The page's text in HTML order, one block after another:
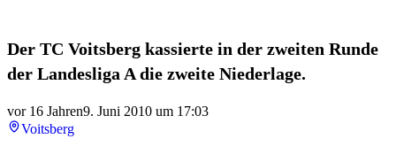
Der TC Voitsberg kassierte in der zweiten Runde
der Landesliga A die zweite Niederlage.
vor 16 Jahren9. Juni 2010 um 17:03
Voitsberg